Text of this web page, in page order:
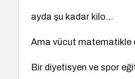
ayda şu kadar kilo…
Ama vücut matematikle
Bir diyetisyen ve spor